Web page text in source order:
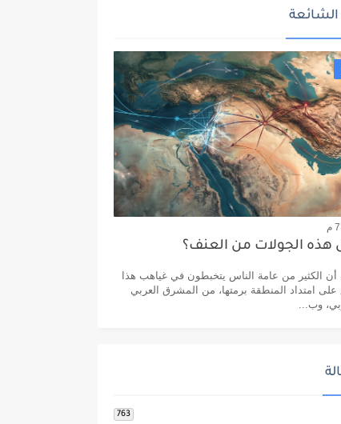
هذه الجولات من العنف؟
الكثير من عامة الناس يتخبطون في غياهب هذا
على امتداد المنطقة برمتها، من المشرق العربي
وب...
763